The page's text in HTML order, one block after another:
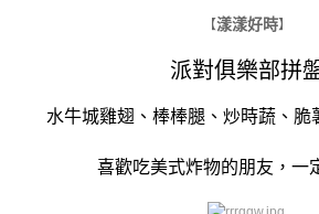
【漾漾好時】
派對俱樂部拼
水牛城雞翅、棒棒腿、炒時蔬、脆
喜歡吃美式炸物的朋友，一